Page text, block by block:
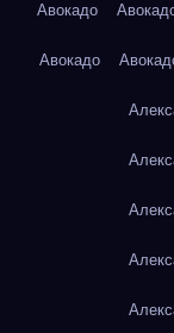
Авокадо
Авокадо